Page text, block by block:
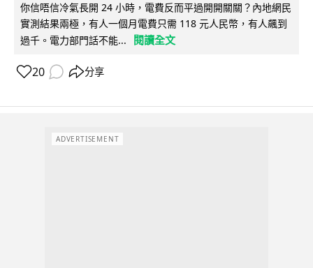
你信唔信冷氣長開 24 小時，電費反而平過開開關關？內地網民
實測結果兩極，有人一個月電費只需 118 元人民幣，有人飆到
過千。電力部門話不能...
閱讀全文
20 分享
ADVERTISEMENT